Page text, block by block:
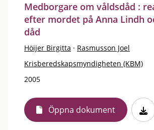
Medborgare om våldsdåd :
efter mordet på Anna Lindh
dåd
Höijer Birgitta · Rasmusson Joel
Krisberedskapsmyndigheten (KBM)
2005
Öppna dokument